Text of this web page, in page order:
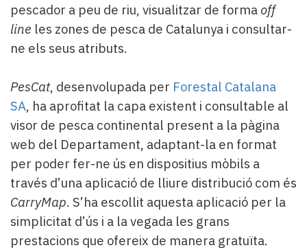
pescador a peu de riu, visualitzar de forma off
line les zones de pesca de Catalunya i consultar-
ne els seus atributs.
PesCat, desenvolupada per Forestal Catalana
SA, ha aprofitat la capa existent i consultable al
visor de pesca continental present a la pàgina
web del Departament, adaptant-la en format
per poder fer-ne ús en dispositius mòbils a
través d’una aplicació de lliure distribució com és
CarryMap. S’ha escollit aquesta aplicació per la
simplicitat d’ús i a la vegada les grans
prestacions que ofereix de manera gratuïta.